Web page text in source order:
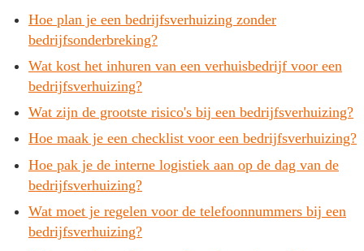
Hoe plan je een bedrijfsverhuizing zonder
bedrijfsonderbreking?
Wat kost het inhuren van een verhuisbedrijf voor een
bedrijfsverhuizing?
Wat zijn de grootste risico's bij een bedrijfsverhuizing?
Hoe maak je een checklist voor een bedrijfsverhuizing?
Hoe pak je de interne logistiek aan op de dag van de
bedrijfsverhuizing?
Wat moet je regelen voor de telefoonnummers bij een
bedrijfsverhuizing?